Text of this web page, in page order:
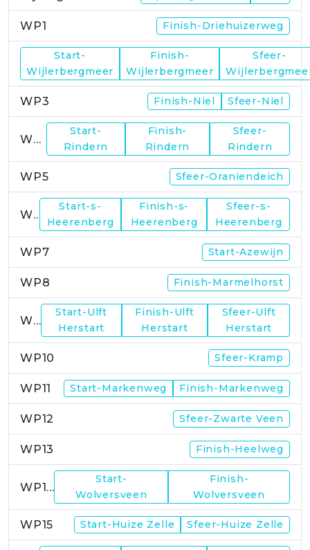
WP1 Finish-Driehuizerweg
Start-
Wijlerbergmeer
Finish-
Wijlerbergmeer
Sfeer-
WP3 Finish-Niel Sfeer-Niel
WP4
Start-
Rindern
Finish-
Rindern
Sfeer-
Rindern
WP5 Sfeer-Oraniendeich
WP6
Start-s-
Heerenberg
Finish-s-
Heerenberg
Sfeer-s-
Heerenberg
WP7 Start-Azewijn
WP8 Finish-Marmelhorst
WP9
Start-Ulft
Herstart
Finish-Ulft
Herstart
Sfeer-Ulft
Herstart
WP10 Sfeer-Kramp
WP11 Start-Markenweg Finish-Markenweg
WP12 Sfeer-Zwarte Veen
WP13 Finish-Heelweg
WP14
Start-
Wolversveen
Finish-
Wolversveen
WP15 Start-Huize Zelle Sfeer-Huize Zelle